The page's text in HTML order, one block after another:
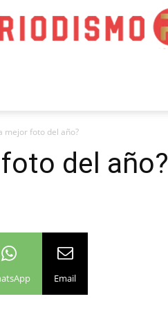
mejor foto del año?
del año?
Email